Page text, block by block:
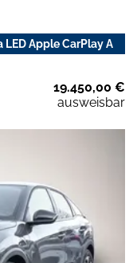
LED Apple CarPlay A
19.450,00 €
ausweisbar